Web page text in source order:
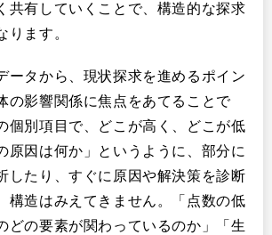
共有していくことで、構造的な探求
ります。
ータから、現状探求を進めるポイン
の影響関係に焦点をあてることで
個別項目で、どこが高く、どこが低
原因は何か」というように、部分に
したり、すぐに原因や解決策を診断
構造はみえてきません。「点数の低
どの要素が関わっているのか」「生